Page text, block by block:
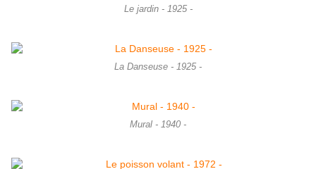
Le jardin - 1925 -
La Danseuse - 1925 -
Mural - 1940 -